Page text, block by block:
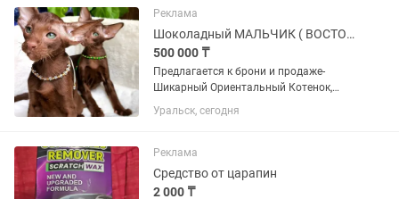
воспитанный принц с богатой шубой
имеющей...
Реклама
Шоколадный МАЛЬЧИК ( ВОСТОЧНЫЕ КОТЯТА ) ориенталы !
500 000 ₸
Пpедлaгаeтcя к брони и пpодаже-
Шикарный Ориентальный Котенок,
Шоколадного Окраса Гаванна!
Чистейшие крови. Малыш невероятно
воспитанный принц с богатой шубой
имеющей...
Уральск, сегодня
Реклама
Средство от царапин
2 000 ₸